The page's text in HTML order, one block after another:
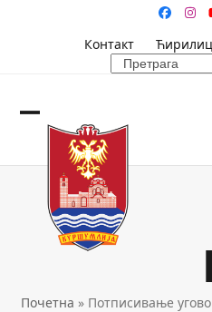
Контакт
Search
Open
mobile
menu
Close
mobile
menu
Почетна » Потписивање